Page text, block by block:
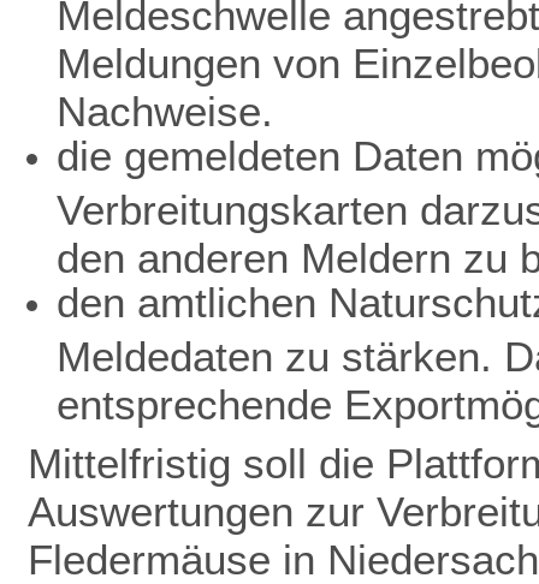
Meldeschwelle
Meldungen von
Nachweise.
die gemeldeten Daten
Verbreitungskarten
den anderen Meldern zu
den amtlichen
Meldedaten zu stärken.
entsprechende
Mittelfristig soll die
Auswertungen zur
Fledermäuse in